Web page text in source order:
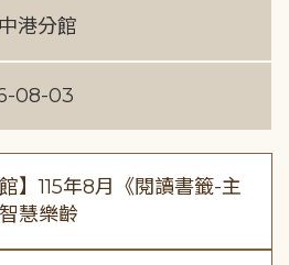
港分館
08-03
館】115年8月《閱讀書籤-主
慧樂齡